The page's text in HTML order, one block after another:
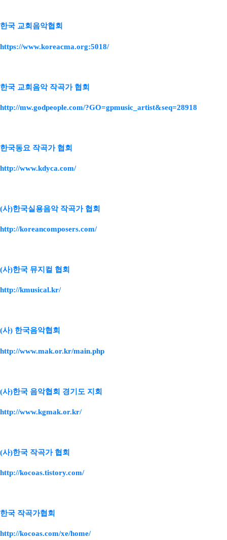
한국 교회음악협회
https://www.koreacma.org:5018/
한국 교회음악 작곡가 협회
http://mw.godpeople.com/?GO=gpmusic_artist&seq=28918
한국동요 작곡가 협회
http://www.kdyca.com/
(사)한국실용음악 작곡가 협회
http://koreancomposers.com/
(사)한국 뮤지컬 협회
http://kmusical.kr/
(사) 한국음악협회
http://www.mak.or.kr/main.php
(사)한국 음악협회 경기도 지회
http://www.kgmak.or.kr/
(사)한국 작곡가 협회
http://kocoas.tistory.com/
한국 작곡가협회
http://kocoas.com/xe/home/